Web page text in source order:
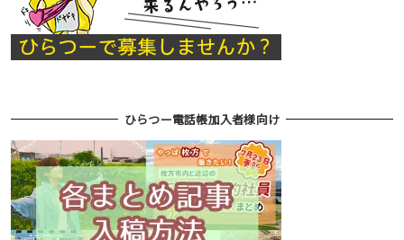
ひらつー電話帳加入者様向け